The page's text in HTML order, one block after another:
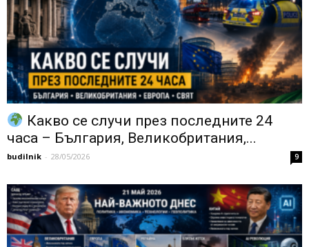
Какво се случи през последните 24
часа – България, Великобритания,...
budilnik - 28/05/2026 9